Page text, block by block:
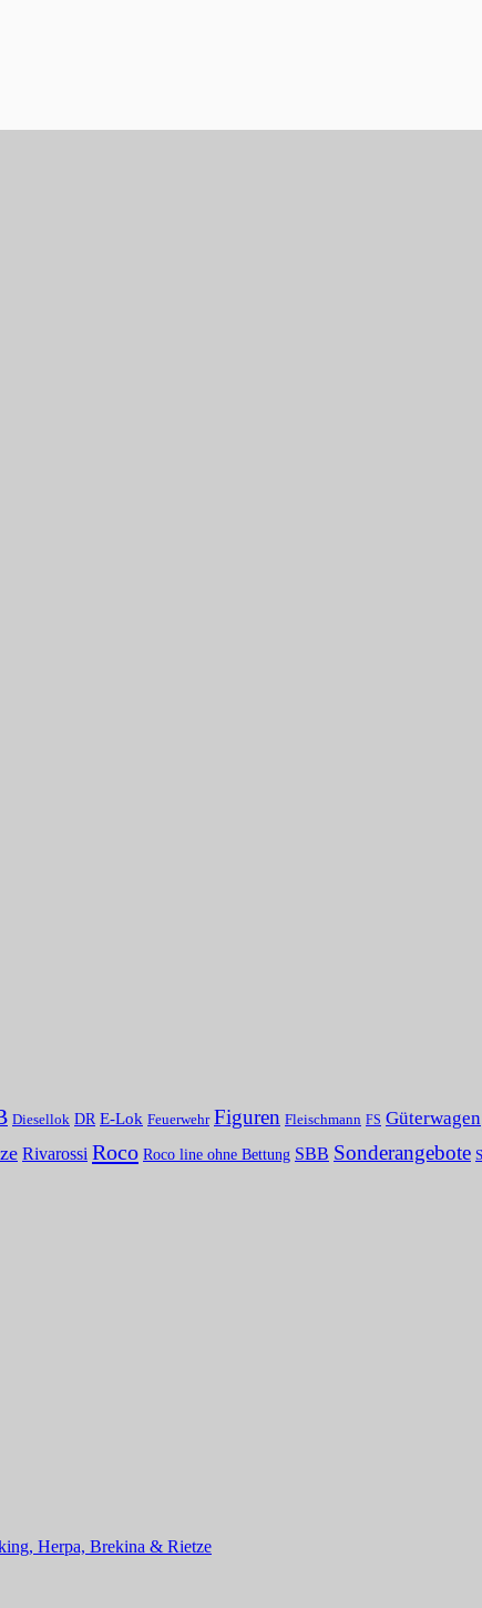
Diesellok DR E-Lok Feuerwehr Figuren Fleischmann FS Güterwagen
Rivarossi Roco Roco line ohne Bettung SBB Sonderangebote
Herpa, Brekina & Rietze